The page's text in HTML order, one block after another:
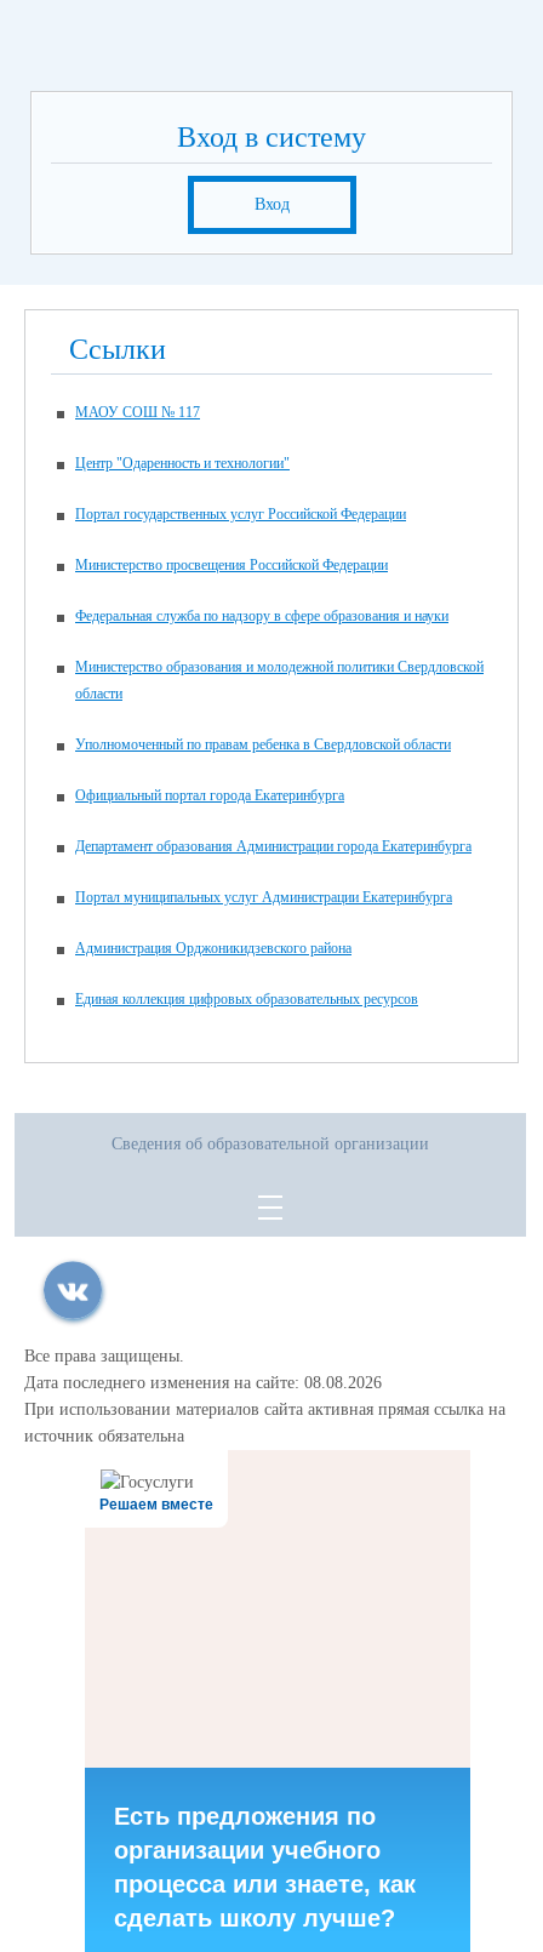
Вход в систему
Вход
Ссылки
МАОУ СОШ № 117
Центр "Одаренность и технологии"
Портал государственных услуг Российской Федерации
Министерство просвещения Российской Федерации
Федеральная служба по надзору в сфере образования и науки
Министерство образования и молодежной политики Свердловской
области
Уполномоченный по правам ребенка в Свердловской области
Официальный портал города Екатеринбурга
Департамент образования Администрации города Екатеринбурга
Портал муниципальных услуг Администрации Екатеринбурга
Администрация Орджоникидзевского района
Единая коллекция цифровых образовательных ресурсов
Сведения об образовательной организации
Все права защищены.
Дата последнего изменения на сайте: 08.08.2026
При использовании материалов сайта активная прямая ссылка на
источник обязательна
Решаем вместе
Есть предложения по
организации учебного
процесса или знаете, как
сделать школу лучше?